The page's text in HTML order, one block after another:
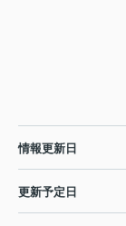
情報更新日
更新予定日